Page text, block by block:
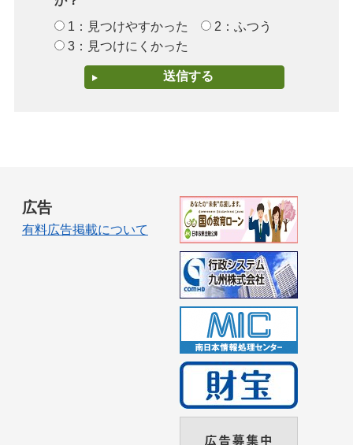
1：見つけやすかった
2：ふつう
3：見つけにくかった
広告
有料広告掲載について